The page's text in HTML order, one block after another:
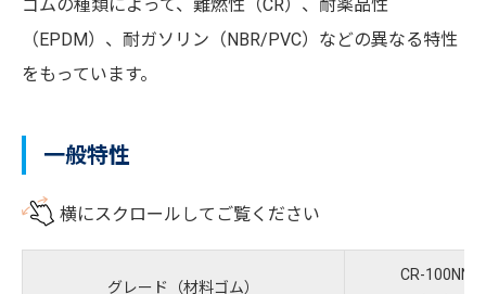
ゴムの種類によって、難燃性（CR）、耐薬品性
（EPDM）、耐ガソリン（NBR/PVC）などの異なる特性
をもっています。
一般特性
横にスクロールしてご覧ください
グレード（材料ゴム）
CR-100NN